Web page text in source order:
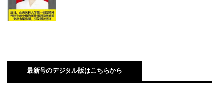
最新号のデジタル版はこちらから